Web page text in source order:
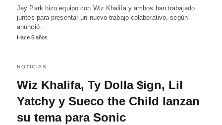
Jay Park hizo equipo con Wiz Khalifa y ambos han trabajado
juntos para presentar un nuevo trabajo colaborativo, según
anunció…
Hace 5 años
NOTICIAS
Wiz Khalifa, Ty Dolla $ign, Lil
Yatchy y Sueco the Child lanzan
su tema para Sonic